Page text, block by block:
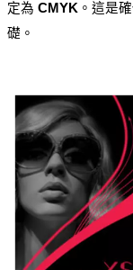
定為 CMYK 。這是
礎。